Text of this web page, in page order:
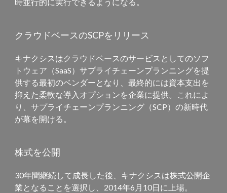
クラウドベースのSCPをリリース
キナクシスはクラウドベースのサービスとしてのソフ
トウェア（SaaS）サプライチェーンプランニングを提
供する最初のベンダーとなり、最終的には資本支出を
抑えた柔軟な導入オプションを企業に提供。これによ
り、サプライチェーンプランニング（SCP）の新時代
が幕を開ける。
株式を公開
30年間継続して成長した後、キナクシスは株式公開企
業となることを選択し、2014年6月10日に上場。